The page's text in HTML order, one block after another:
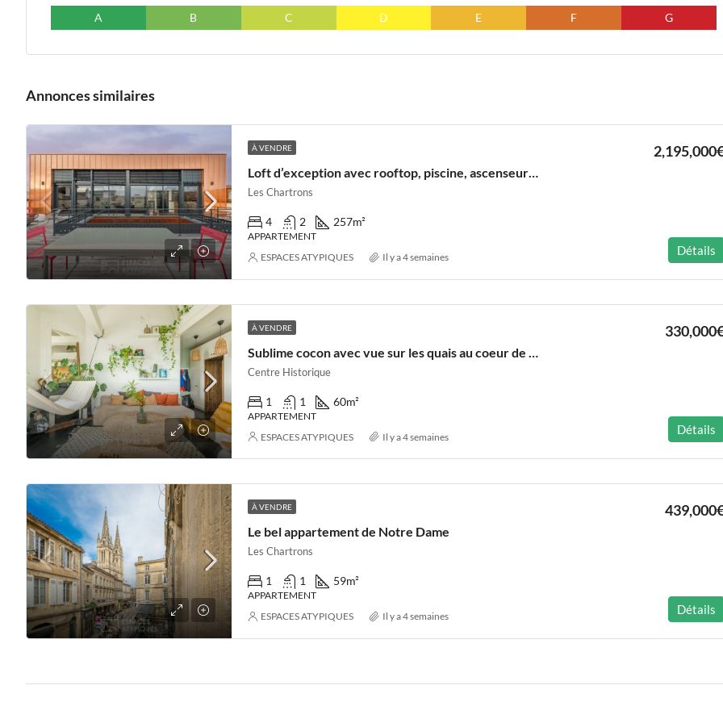
A B C D E F G
Annonces similaires
À VENDRE
Loft d’exception avec rooftop, piscine, ascenseur et garage au coeur des Chartrons
Les Chartrons
4 2 257m²
APPARTEMENT
Détails
ESPACES ATYPIQUES Il y a 4 semaines
À VENDRE
Centre Historique
1 1 60m²
APPARTEMENT
Détails
ESPACES ATYPIQUES Il y a 4 semaines
À VENDRE
Le bel appartement de Notre Dame
Les Chartrons
1 1 59m²
APPARTEMENT
Détails
ESPACES ATYPIQUES Il y a 4 semaines